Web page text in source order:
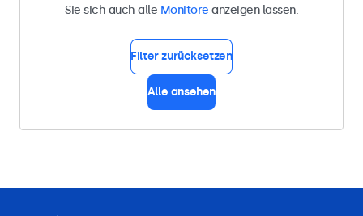
Sie sich auch alle Monitore anzeigen lassen.
Filter zurücksetzen
Alle ansehen